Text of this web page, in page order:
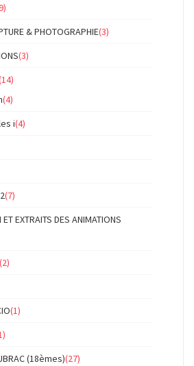
& PHOTOGRAPHIE(3)
(3)
(4)
i(4)
(7)
EXTRAITS DES ANIMATIONS
(2)
(1)
(18èmes)(27)